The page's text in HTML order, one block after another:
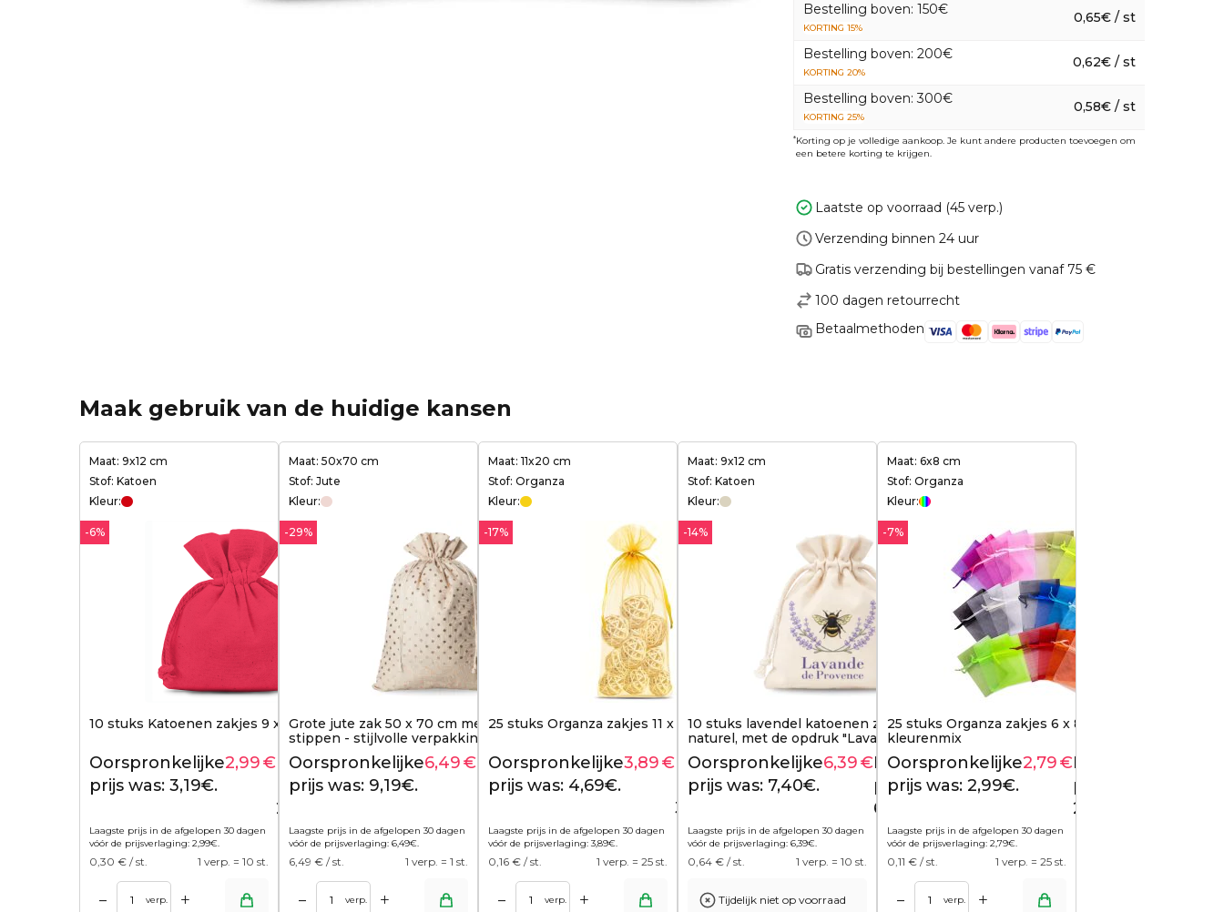
Bestelling boven: 150€
KORTING 15%
0,65€ / st
Bestelling boven: 200€
KORTING 20%
0,62€ / st
Bestelling boven: 300€
KORTING 25%
0,58€ / st
*Korting op je volledige aankoop. Je kunt andere producten toevoegen om
een betere korting te krijgen.
Laatste op voorraad (45 verp.)
Verzending binnen 24 uur
Gratis verzending bij bestellingen vanaf 75 €
100 dagen retourrecht
Betaalmethoden
Maak gebruik van de huidige kansen
Maat: 9x12 cm
Stof: Katoen
Kleur:
-6%
10 stuks Katoenen zakjes 9 x 12 cm - rood
3,19 €
Oorspronkelijke
prijs was: 3,19€.
2,99€ Huidige
prijs is:
2,99€.
Laagste prijs in de afgelopen 30 dagen
vóór de prijsverlaging: 2,99€
0,30 € / st. 1 verp. = 10 st.
– verp. +
Maat: 50x70 cm
Stof: Jute
Kleur:
-29%
Grote jute zak 50 x 70 cm met gouden
stippen - stijlvolle verpakking voor royale
cadeaus
9,19 €
Oorspronkelijke
prijs was: 9,19€.
6,49€ Huidige
prijs is:
Laagste prijs in de afgelopen 30 dagen
vóór de prijsverlaging: 6,49€
6,49 € / st. 1 verp. = 1 st.
– verp. +
Maat: 11x20 cm
Stof: Organza
Kleur:
-17%
25 stuks Organza zakjes 11 x 20 cm - goud
4,69 €
Oorspronkelijke
prijs was: 4,69€.
3,89€ Huidige
prijs is:
3,89€.
Laagste prijs in de afgelopen 30 dagen
vóór de prijsverlaging: 3,89€
0,16 € / st. 1 verp. = 25 st.
– verp. +
Toevoegen aan winkelwagen
Maat: 9x12 cm
Stof: Katoen
Kleur:
-14%
10 stuks lavendel katoenen zakjes 9 x 12 cm,
naturel, met de opdruk "Lavande de
Provence"
7,40 €
Oorspronkelijke
prijs was: 7,40€.
6,39€Huidige
prijs is:
6,39€.
Laagste prijs in de afgelopen 30 dagen
vóór de prijsverlaging: 6,39€
0,64 € / st. 1 verp. = 10 st.
Tijdelijk niet op voorraad
Maat: 6x8 cm
Stof: Organza
Kleur:
-7%
25 stuks Organza zakjes 6 x 8 cm -
kleurenmix
Oorspronkelijke
prijs was: 2,99€.
2,79€Huidige
prijs is:
2,79€.
Laagste prijs in de afgelopen 30 dagen
vóór de prijsverlaging: 2,79€
0,11 € / st. 1 verp. = 25 st.
– verp. +
Toevoegen aan winkelwagen